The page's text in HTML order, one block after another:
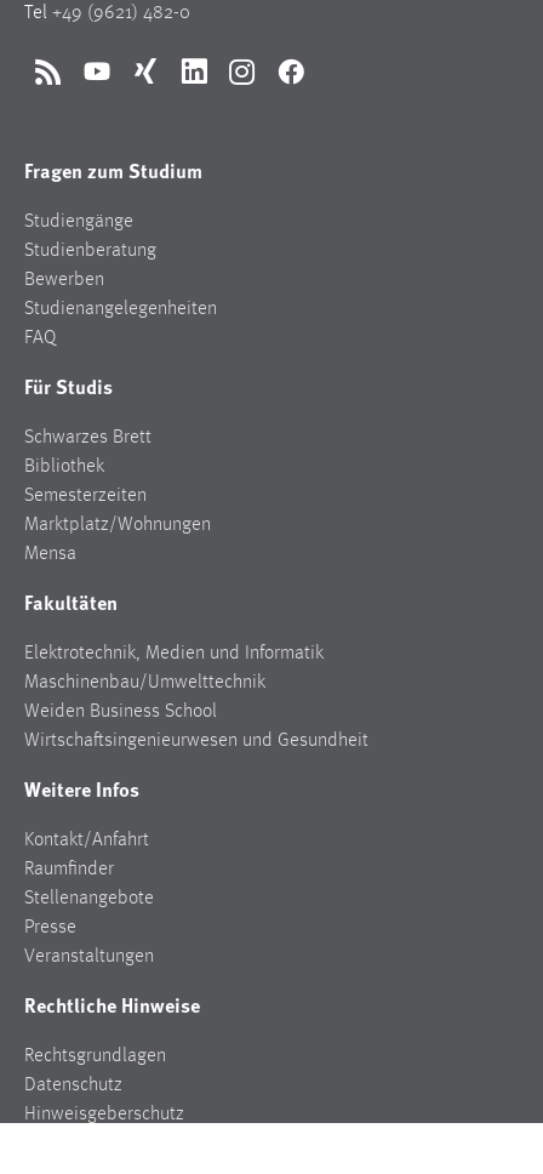
Tel +49 (9621) 482-0
RSS YouTubeXing LinkedInInstagramFacebook
Fragen zum Studium
Studiengänge
Studienberatung
Bewerben
Studienangelegenheiten
FAQ
Für Studis
Schwarzes Brett
Bibliothek
Semesterzeiten
Marktplatz/Wohnungen
Mensa
Fakultäten
Elektrotechnik, Medien und Informatik
Maschinenbau/Umwelttechnik
Weiden Business School
Wirtschaftsingenieurwesen und Gesundheit
Weitere Infos
Kontakt/Anfahrt
Raumfinder
Stellenangebote
Presse
Veranstaltungen
Rechtliche Hinweise
Rechtsgrundlagen
Datenschutz
Hinweisgeberschutz